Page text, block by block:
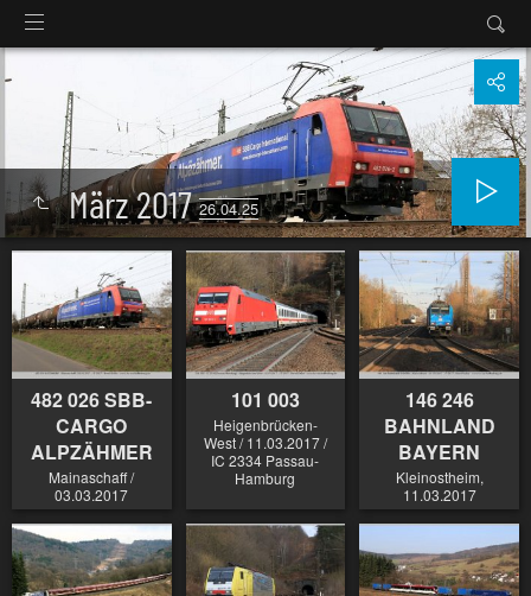
März 201726.04.25
482 026 SBB-
CARGO
ALPZÄHMER
Mainaschaff /
03.03.2017
101 003
Heigenbrücken-
West / 11.03.2017 /
IC 2334 Passau-
Hamburg
146 246
BAHNLAND
BAYERN
Kleinostheim,
11.03.2017